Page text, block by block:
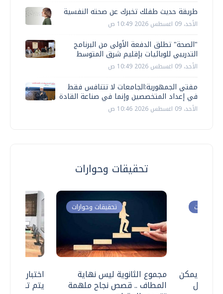
طريقة حديث طفلك تخبرك عن صحته النفسية
الأحد، 09 اغسطس 2026 10:49 ص
"الصحة" تطلق الدفعة الأولى من البرنامج
التدريبي للوبائيات بإقليم شرق المتوسط
الأحد، 09 اغسطس 2026 10:49 ص
مفتي الجمهورية:الجامعات لا تتنافس فقط
في إعداد المتخصصين وإنما في صناعة القادة
الأحد، 09 اغسطس 2026 10:46 ص
تحقيقات وحوارات
اختبارات
يتم
تحقيقات وحوارات
مجموع الثانوية ليس نهاية
المطاف .. قصص نجاح ملهمة
وحوارات
.. هل يمكن
نتعامل